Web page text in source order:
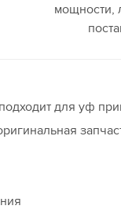
мощности,
для уф